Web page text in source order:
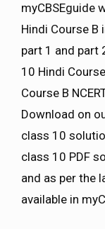
myCBSEguide
Hindi Course
part 1 and part
10 Hindi
Course B
Download on
class 10
class 10 PDF
and as per the
available in